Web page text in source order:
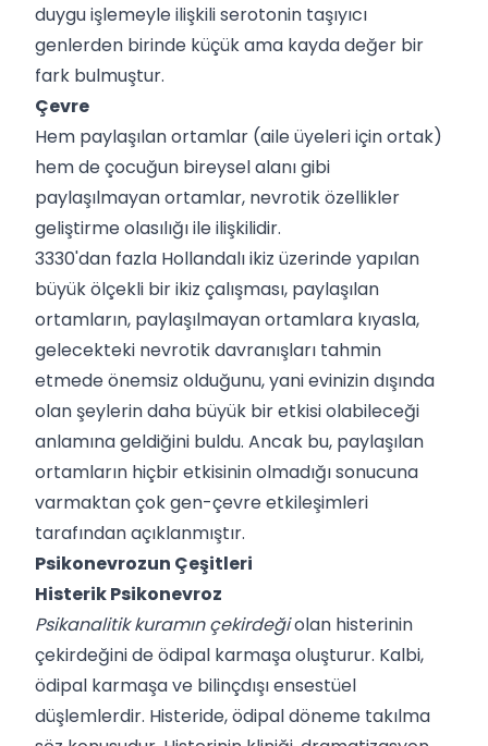
duygu işlemeyle ilişkili serotonin taşıyıcı
genlerden birinde küçük ama kayda değer bir
fark bulmuştur.
Çevre
Hem paylaşılan ortamlar (aile üyeleri için ortak)
hem de çocuğun bireysel alanı gibi
paylaşılmayan ortamlar, nevrotik özellikler
geliştirme olasılığı ile ilişkilidir.
3330'dan fazla Hollandalı ikiz üzerinde yapılan
büyük ölçekli bir ikiz çalışması, paylaşılan
ortamların, paylaşılmayan ortamlara kıyasla,
gelecekteki nevrotik davranışları tahmin
etmede önemsiz olduğunu, yani evinizin dışında
olan şeylerin daha büyük bir etkisi olabileceği
anlamına geldiğini buldu. Ancak bu, paylaşılan
ortamların hiçbir etkisinin olmadığı sonucuna
varmaktan çok gen-çevre etkileşimleri
tarafından açıklanmıştır.
Psikonevrozun Çeşitleri
Histerik Psikonevroz
Psikanalitik kuramın çekirdeğiolan histerinin
çekirdeğini de ödipal karmaşa oluşturur. Kalbi,
ödipal karmaşa ve bilinçdışı ensestüel
düşlemlerdir. Histeride, ödipal döneme takılma